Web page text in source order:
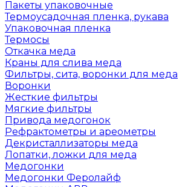
Пакеты упаковочные
Термоусадочная пленка, рукава
Упаковочная пленка
Термосы
Откачка меда
Краны для слива меда
Фильтры, сита, воронки для меда
Воронки
Жесткие фильтры
Мягкие фильтры
Привода медогонок
Рефрактометры и ареометры
Декристаллизаторы меда
Лопатки, ложки для меда
Медогонки
Медогонки Феролайф